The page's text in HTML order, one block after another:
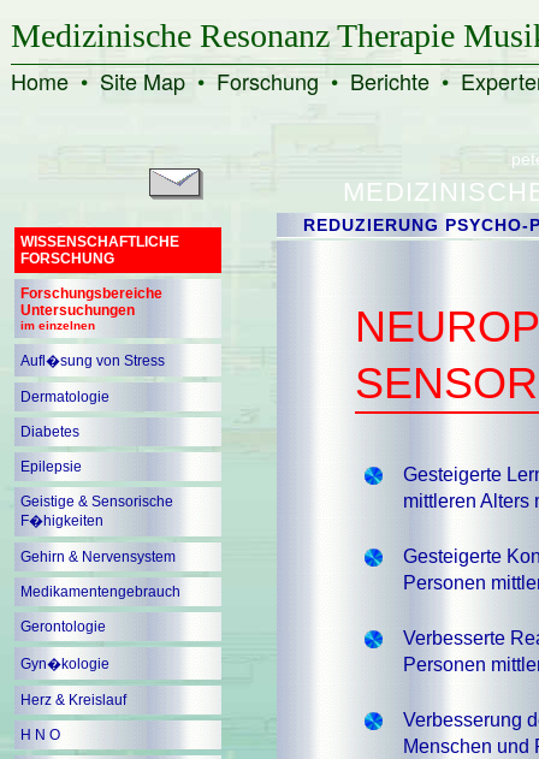
Medizinische Resonanz Therapie
Home • Site Map • Forschung • Berichte •
REDUZIERUNG
WISSENSCHAFTLICHE
FORSCHUNG
Forschungsbereiche
Untersuchungen
im einzelnen
Aufl�sung von Stress
Dermatologie
Diabetes
Epilepsie
Geistige & Sensorische
F�higkeiten
Gehirn & Nervensystem
Medikamentengebrauch
Gerontologie
Gyn�kologie
Herz & Kreislauf
H N O
Gesteigerte
mittleren Alters
Gesteigerte
Personen
Verbesserte
Personen
Verbesserung
Menschen und